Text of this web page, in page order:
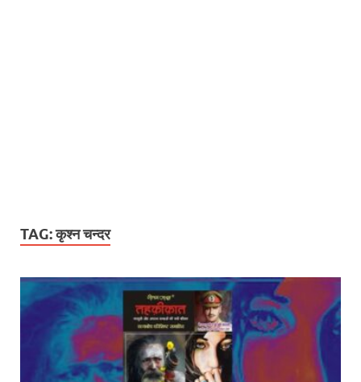
TAG:कृश्न चन्दर